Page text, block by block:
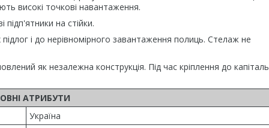
високі точкові навантаження.
на стійки.
і до нерівномірного завантаження полиць. Стелаж не
як незалежна конструкція. Під час кріплення до
АТРИБУТИ
Україна